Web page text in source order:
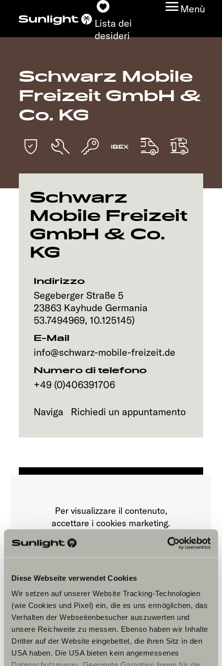
Diese Webseite verwendet Cookies
Wir setzen auf unserer Website Tracking-Technologien
(wie Cookies und Pixel) ein, die es uns ermöglichen, das
Verhalten der Webseitenbesucher auszuwerten und
unsere Reichweite zu messen. Ebenso haben wir Inhalte
Dritter auf der Website eingebettet, die ihren Sitz in den
USA haben. Die USA bieten kein angemessenes
Lista dei
desideri
Menù
Modelli
Configuratore
Trovate il vostro
Sunlight
Ricerca concessionari
Scoprire
Servizi
Schwarz Mobile
Freizeit GmbH &
Co. KG
Schwarz
Mobile Freizeit
GmbH & Co.
KG
Indirizzo
Segeberger Straße 5
23863 Kayhude Germania
53.7494969, 10.125145)
E-Mail
info@schwarz-mobile-freizeit.de
Numero di telefono
+49 (0)406391706
Naviga Richiedi un appuntamento
Orari di apertura
Per visualizzare il contenuto,
accettare i cookies marketing.
Impostazioni Cookie